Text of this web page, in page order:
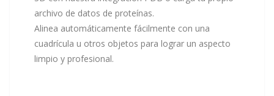
archivo de datos de proteínas.
Alinea automáticamente fácilmente con una
cuadrícula u otros objetos para lograr un aspecto
limpio y profesional.